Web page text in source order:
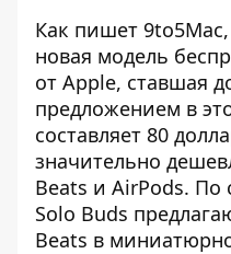
Как пишет
новая модель
от Apple, ставшая
предложением в
составляет 80
значительно
Beats и AirPods. По
Solo Buds
Beats в